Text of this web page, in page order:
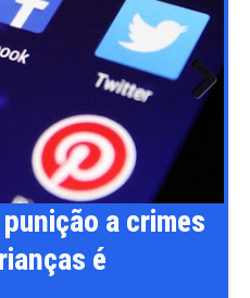
anuncia Alfredo
CPI do INSS,
Next